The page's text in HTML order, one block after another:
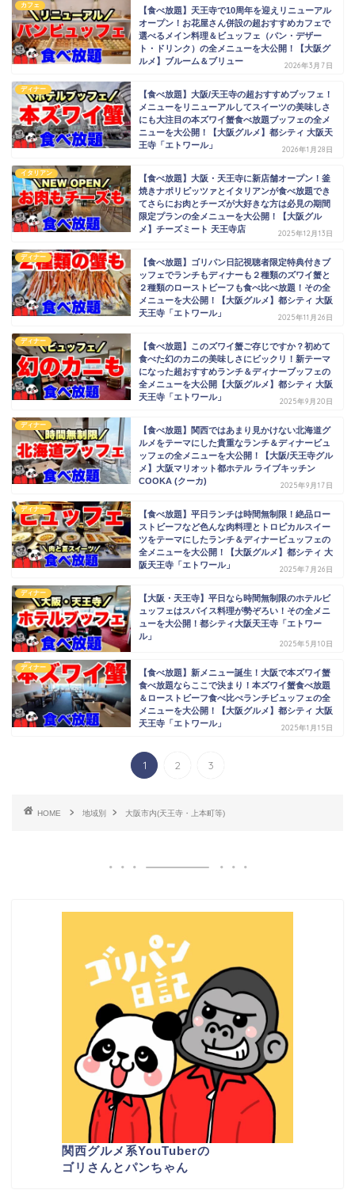
カフェ
【食べ放題】天王寺で10周年を迎えリニューアル
オープン！お花屋さん併設の超おすすめカフェで
選べるメイン料理＆ビュッフェ（パン・デザー
ト・ドリンク）の全メニューを大公開！【大阪グ
ルメ】ブルーム＆ブリュー
2026年3月7日
ディナー
【食べ放題】大阪/天王寺の超おすすめブッフェ！
メニューをリニューアルしてスイーツの美味しさ
にも大注目の本ズワイ蟹食べ放題ブッフェの全メ
ニューを大公開！【大阪グルメ】都シティ 大阪天
王寺「エトワール」
2026年1月28日
イタリアン
【食べ放題】大阪・天王寺に新店舗オープン！釜
焼きナポリピッツァとイタリアンが食べ放題でき
てさらにお肉とチーズが大好きな方は必見の期間
限定プランの全メニューを大公開！【大阪グル
メ】チーズミート 天王寺店
2025年12月13日
ディナー
【食べ放題】ゴリパン日記視聴者限定特典付きブ
ッフェでランチもディナーも２種類のズワイ蟹と
２種類のローストビーフも食べ比べ放題！その全
メニューを大公開！【大阪グルメ】都シティ 大阪
天王寺「エトワール」
2025年11月26日
ディナー
【食べ放題】このズワイ蟹ご存じですか？初めて
食べた幻のカニの美味しさにビックリ！新テーマ
になった超おすすめランチ＆ディナーブッフェの
全メニューを大公開【大阪グルメ】都シティ 大阪
天王寺「エトワール」
2025年9月20日
ディナー
【食べ放題】関西ではあまり見かけない北海道グ
ルメをテーマにした貴重なランチ＆ディナービュ
ッフェの全メニューを大公開！【大阪/天王寺グル
メ】大阪マリオット都ホテル ライブキッチン
COOKA (クーカ)
2025年9月17日
ディナー
【食べ放題】平日ランチは時間無制限！絶品ロー
ストビーフなど色んな肉料理とトロピカルスイー
ツをテーマにしたランチ＆ディナービュッフェの
全メニューを大公開！【大阪グルメ】都シティ 大
阪天王寺「エトワール」
2025年7月26日
ディナー
【大阪・天王寺】平日なら時間無制限のホテルビ
ュッフェはスパイス料理が勢ぞろい！その全メニ
ューを大公開！都シティ大阪天王寺「エトワー
ル」
2025年5月10日
ディナー
【食べ放題】新メニュー誕生！大阪で本ズワイ蟹
食べ放題ならここで決まり！本ズワイ蟹食べ放題
＆ローストビーフ食べ比べランチビュッフェの全
メニューを大公開！【大阪グルメ】都シティ 大阪
天王寺「エトワール」
2025年1月15日
1 2 3
HOME 地域別 大阪市内(天王寺・上本町等)
関西グルメ系YouTuberの
ゴリさんとパンちゃん